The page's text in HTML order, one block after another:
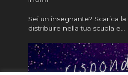
Sei un insegnante? Scarica la
distribuire nella tua scuola e…